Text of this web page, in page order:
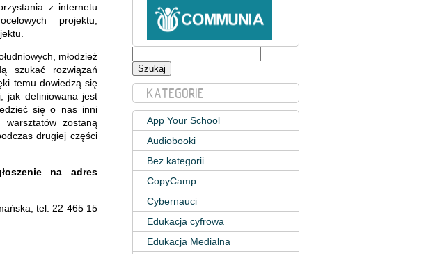
z internetu
projektu,
młodzież
szukać rozwiązań
temu dowiedzą się
jak definiowana jest
się o nas inni
zostaną
drugiej części
na adres
tel. 22 465 15
KATEGORIE
App Your School
Audiobooki
Bez kategorii
CopyCamp
Cybernauci
Edukacja cyfrowa
Edukacja Medialna